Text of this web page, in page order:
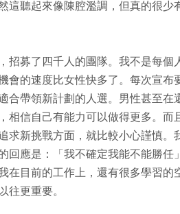
這聽起來像陳腔濫調，但真的很
招募了四千人的團隊。我不是每
會的速度比女性快多了。每次宣
合帶領新計劃的人選。男性甚至
相信自己有能力可以做得更多。而
求新挑戰方面，就比較小心謹慎
回應是：「我不確定我能不能勝
在目前的工作上，還有很多學習
往更重要。